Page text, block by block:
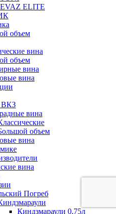
ELITE
объем
вина
объем
вина
вина
ВКЗ
вина
объем
вина
вина
Погреб
Киндзмараули 0,75л